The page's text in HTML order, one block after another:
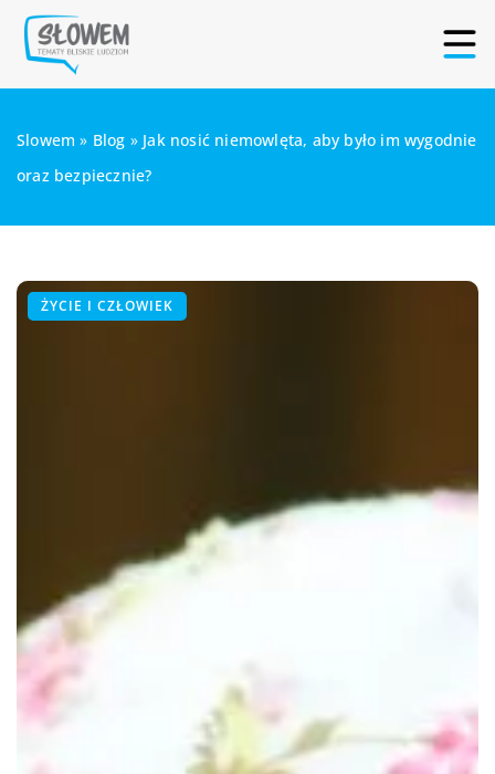
Slowem » Blog » Jak nosić niemowlęta, aby było im wygodnie
oraz bezpiecznie?
ŻYCIE I CZŁOWIEK